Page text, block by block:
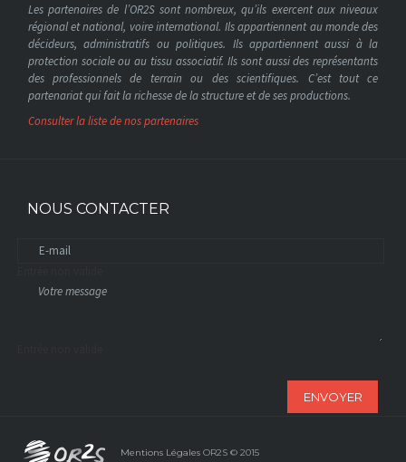
Les partenaires de l’OR2S sont nombreux, qu’ils exercent aux niveaux
régional et national, voire international. Ils appartiennent au monde des
décideurs, administratifs ou politiques. Ils appartiennent aussi à la
protection sociale ou au tissu associatif. Ils sont aussi des représentants
des professionnels de terrain ou des scientifiques. C’est tout ce
partenariat qui fait la richesse de la structure et de ses productions.
Consulter la liste de nos partenaires
NOUS CONTACTER
ENVOYER
Mentions Légales OR2S © 2015